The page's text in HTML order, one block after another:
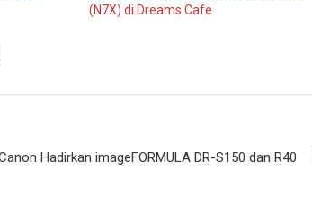
(N7X) di Dreams Cafe
Hadirkan imageFORMULA DR-S150 dan R40